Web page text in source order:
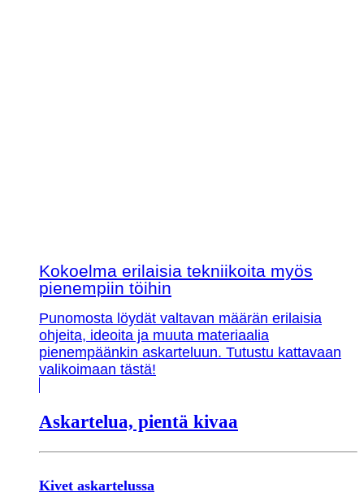
Kokoelma erilaisia tekniikoita myös
pienempiin töihin
Punomosta löydät valtavan määrän erilaisia
ohjeita, ideoita ja muuta materiaalia
pienempäänkin askarteluun. Tutustu kattavaan
valikoimaan tästä!
Askartelua, pientä kivaa
Kivet askartelussa